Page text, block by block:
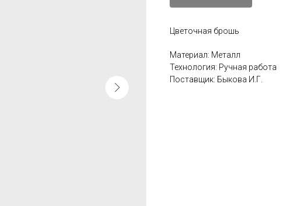
Цветочная брошь
Материал: Металл
Технология: Ручная работа
Поставщик: Быкова И.Г.